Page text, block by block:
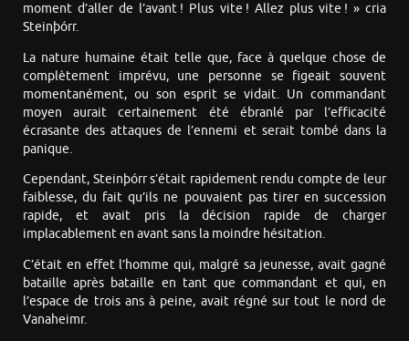
moment d’aller de l’avant ! Plus vite ! Allez plus vite ! » cria
Steinþórr.
La nature humaine était telle que, face à quelque chose de
complètement imprévu, une personne se figeait souvent
momentanément, ou son esprit se vidait. Un commandant
moyen aurait certainement été ébranlé par l’efficacité
écrasante des attaques de l’ennemi et serait tombé dans la
panique.
Cependant, Steinþórr s’était rapidement rendu compte de leur
faiblesse, du fait qu’ils ne pouvaient pas tirer en succession
rapide, et avait pris la décision rapide de charger
implacablement en avant sans la moindre hésitation.
C’était en effet l’homme qui, malgré sa jeunesse, avait gagné
bataille après bataille en tant que commandant et qui, en
l’espace de trois ans à peine, avait régné sur tout le nord de
Vanaheimr.